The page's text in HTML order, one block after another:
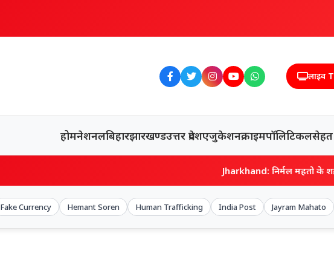
लाइव
होमनेशनलबिहारझारखण्डउत्तर प्रदेशएजुकेशनक्राइमपॉलिटिकलसेहत
Jharkhand: निर्मल महतो के शहादत दिवस
Fake Currency Hemant Soren Human Trafficking India Post Jayram Mahato